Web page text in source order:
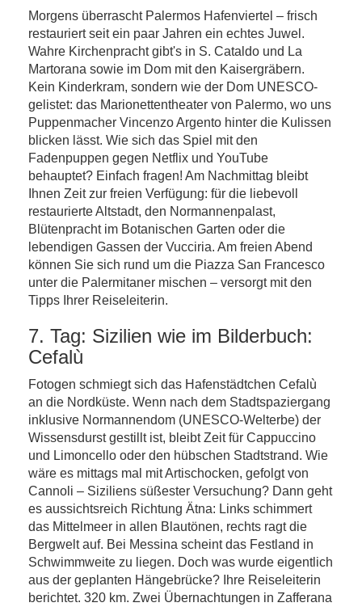
Morgens überrascht Palermos Hafenviertel – frisch
restauriert seit ein paar Jahren ein echtes Juwel.
Wahre Kirchenpracht gibt's in S. Cataldo und La
Martorana sowie im Dom mit den Kaisergräbern.
Kein Kinderkram, sondern wie der Dom UNESCO-
gelistet: das Marionettentheater von Palermo, wo uns
Puppenmacher Vincenzo Argento hinter die Kulissen
blicken lässt. Wie sich das Spiel mit den
Fadenpuppen gegen Netflix und YouTube
behauptet? Einfach fragen! Am Nachmittag bleibt
Ihnen Zeit zur freien Verfügung: für die liebevoll
restaurierte Altstadt, den Normannenpalast,
Blütenpracht im Botanischen Garten oder die
lebendigen Gassen der Vucciria. Am freien Abend
können Sie sich rund um die Piazza San Francesco
unter die Palermitaner mischen – versorgt mit den
Tipps Ihrer Reiseleiterin.
7. Tag: Sizilien wie im Bilderbuch:
Cefalù
Fotogen schmiegt sich das Hafenstädtchen Cefalù
an die Nordküste. Wenn nach dem Stadtspaziergang
inklusive Normannendom (UNESCO-Welterbe) der
Wissensdurst gestillt ist, bleibt Zeit für Cappuccino
und Limoncello oder den hübschen Stadtstrand. Wie
wäre es mittags mal mit Artischocken, gefolgt von
Cannoli – Siziliens süßester Versuchung? Dann geht
es aussichtsreich Richtung Ätna: Links schimmert
das Mittelmeer in allen Blautönen, rechts ragt die
Bergwelt auf. Bei Messina scheint das Festland in
Schwimmweite zu liegen. Doch was wurde eigentlich
aus der geplanten Hängebrücke? Ihre Reiseleiterin
berichtet. 320 km. Zwei Übernachtungen in Zafferana